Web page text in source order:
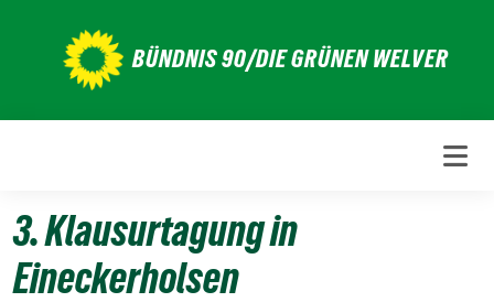
BÜNDNIS 90/DIE GRÜNEN WELVER
3. Klausurtagung in
Eineckerholsen